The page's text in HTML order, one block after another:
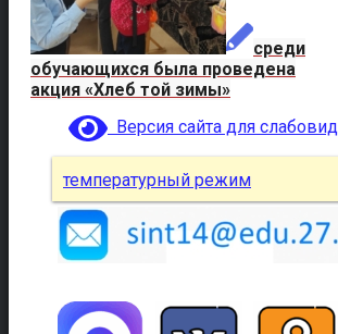
среди
обучающихся была проведена
акция «Хлеб той зимы»
Версия сайта для
температурный режим